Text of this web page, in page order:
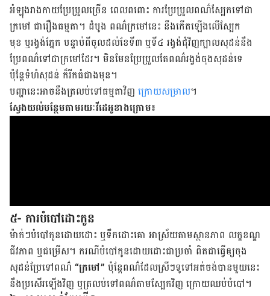
អំឡុង​រាងកាយ​ប្រែប្រួល​ច្រើន ពេល​ពពោះ ការ​ប្រែប្រួល​ពណ៌​ស្បែកទៅ​ជា​
ក្រមៅ ជា​រឿង​ធម្មតា។ ដំបូង​ ពណ៌​ក្រមៅ​នេះ នឹង​កើត​ឡើង​លើ​ស្បែក​​​
មុខ ឬ​​រង្វង់​​​ភ្នែក​ បន្ទាប់​​​ពី​​​ចូល​​​ដល់​​​ខែ​​​ទី​​​៣ ឬ​​​ទី​​​៤ រង្វង់​ជុំវិញ​​​ក្បាល​សុដន់​​​នឹង​
ប្រែ​ពណ៌​ទៅ​ជា​ក្រមៅ​ដែរ។ មិនមែន​ប្រែប្រួល​តែ​ពណ៌​រង្វង់​ចុង​សុដន់​ទេ
ប៉ុន្តែ​ទំហំសុដន់ ក៏​រីក​ធំ​ជាង​មុន។
បញ្ហា​នេះអាច​នឹង​​​ត្រលប់​ទៅ​ធម្មតា​​​វិញ ក្រោយ​សម្រាល។
ស្វែងយល់បន្ថែមតាមរយៈវីដេអូខាងក្រោម៖
៥- ការបំបៅដោះកូន
ម៉ាក់ៗបំបៅ​កូន​ដោយ​ដោះ ឬ​ទឹកដោះគោ អាស្រ័យ​តាម​ស្ថានភាព លក្ខខណ្ឌ
ជីវភាព ឬ​ជម្រើស។ ករណី​បំបៅ​កូន​ដោយ​ដោះ​ជា​ប្រចាំ ពិត​ជា​ធ្វើ​ឲ្យ​ចុង​
សុដន់ប្រែ​ទៅ​ពណ៌​ “ក្រមៅ” ប៉ុន្តែ​ពណ៌​ដែល​ស្រីៗ​ទូទៅ​អត់​ចង់​បាន​មួយនេះ
នឹង​ប្រសើរ​ឡើងវិញ ឬ​ត្រលប់​ទៅ​ពណ៌​តាម​ស្បែក​វិញ ក្រោយ​ឈប់​បំបៅ។